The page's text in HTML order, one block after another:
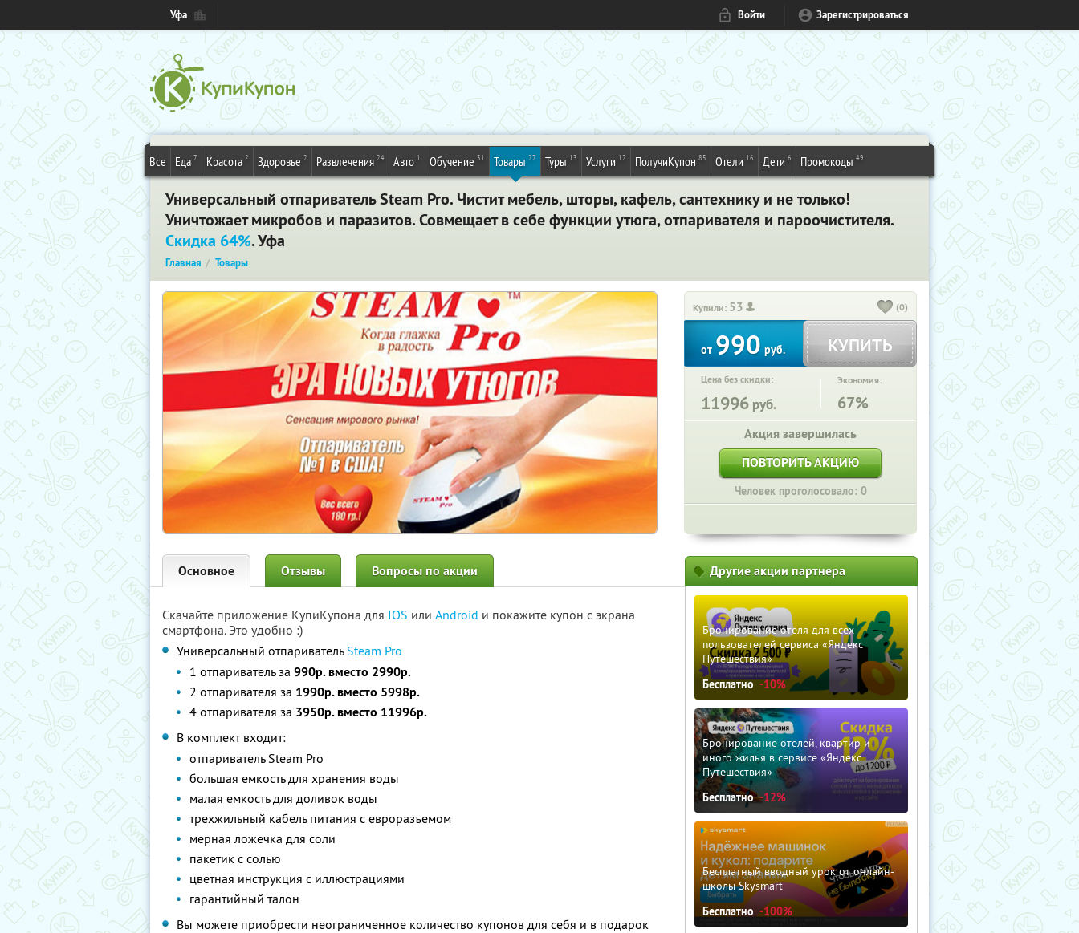
Уфа Войти Зарегистрироваться
Все Еда 7 Красота 2 Здоровье 2 Развлечения 24 Авто 1 Обучение 31 Товары 27 Туры 13 Услуги 12 ПолучиКупон 85 Отели 16 Дети 6 Промокоды 49
Универсальный отпариватель Steam Pro. Чистит мебель, шторы, кафель, сантехнику и не только!
Уничтожает микробов и паразитов. Совмещает в себе функции утюга, отпаривателя и пароочистителя.
Скидка 64%. Уфа
Главная Товары
Купили: 53 (0)
от990руб. КУПИТЬ
Цена без скидки:
11996 руб.
Экономия:
67%
Акция завершилась
ПОВТОРИТЬ АКЦИЮ
Человек проголосовало: 0
Основное Отзывы Вопросы по акции
Скачайте приложение КупиКупона для IOS или Android и покажите купон с экрана
смартфона. Это удобно :)
Универсальный отпариватель Steam Pro
1 отпариватель за 990р. вместо 2990р.
2 отпаривателя за 1990р. вместо 5998р.
4 отпаривателя за 3950р. вместо 11996р.
В комплект входит:
отпариватель Steam Pro
большая емкость для хранения воды
малая емкость для доливок воды
трехжильный кабель питания с евроразъемом
мерная ложечка для соли
пакетик с солью
цветная инструкция с иллюстрациями
гарантийный талон
Вы можете приобрести неограниченное количество купонов для себя и в подарок
Другие акции партнера
Бронирование отеля для всех
пользователей сервиса «Яндекс
Путешествия»
Бесплатно -10%
Бронирование отелей, квартир и
иного жилья в сервисе «Яндекс
Путешествия»
Бесплатно -12%
Бесплатный вводный урок от онлайн-
школы Skysmart
Бесплатно -100%